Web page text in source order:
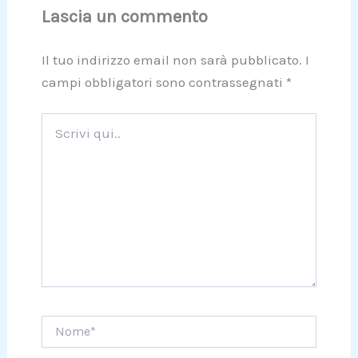
Lascia un commento
Il tuo indirizzo email non sarà pubblicato. I
campi obbligatori sono contrassegnati *
qui..